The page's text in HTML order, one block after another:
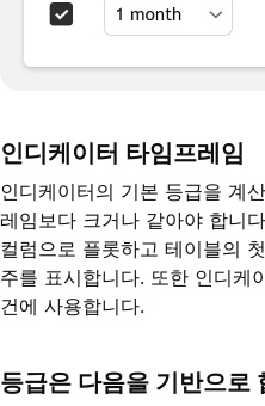
인디케이터 타임프레임
인디케이터의 기본 등급을 계
레임보다 크거나 같아야 합니
컬럼으로 플롯하고 테이블의
주를 표시합니다. 또한 인디케
건에 사용합니다.
등급은 다음을 기반으로